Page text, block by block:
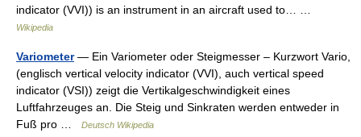
indicator (VVI)) is an instrument in an aircraft used to… …
Wikipedia
Variometer— Ein Variometer oder Steigmesser – Kurzwort Vario,
(englisch vertical velocity indicator (VVI), auch vertical speed
indicator (VSI)) zeigt die Vertikalgeschwindigkeit eines
Luftfahrzeuges an. Die Steig und Sinkraten werden entweder in
Fuß pro …
Deutsch Wikipedia